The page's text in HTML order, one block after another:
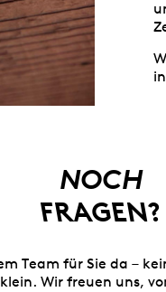
NOCH
FRAGEN?
Team für Sie da –
Wir freuen uns,